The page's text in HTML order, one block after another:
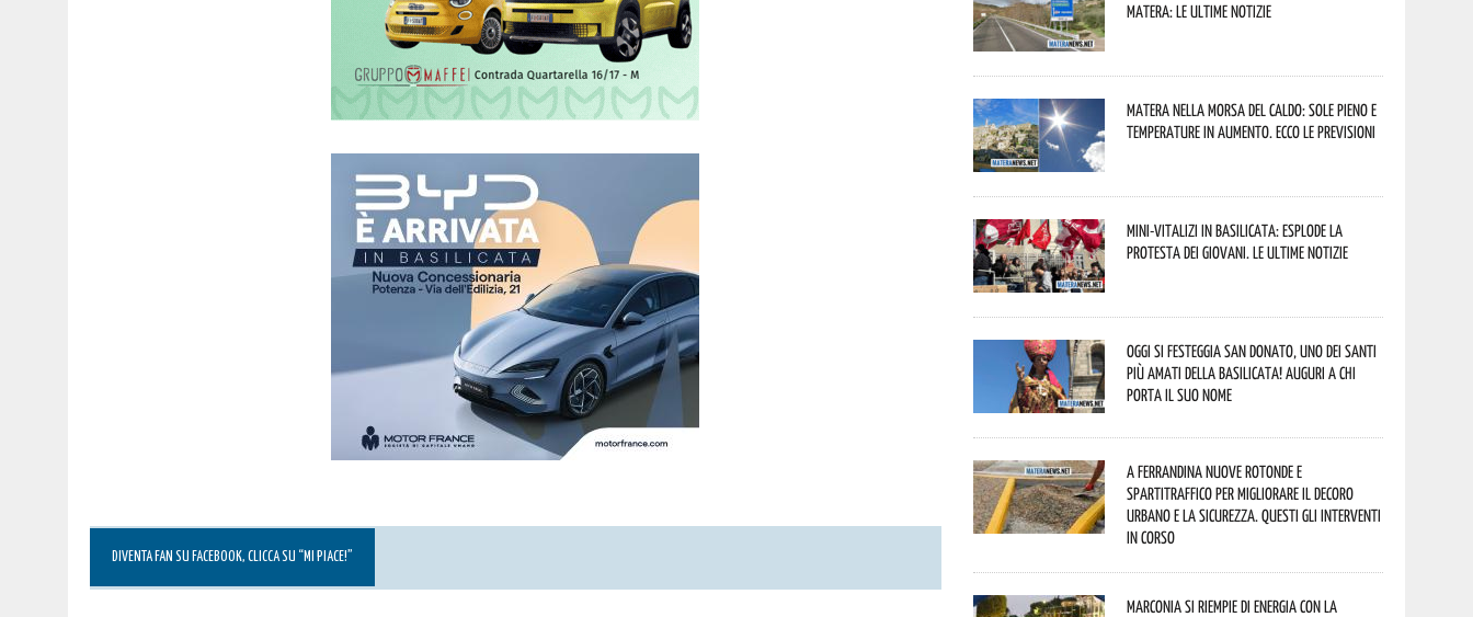
DIVENTA FAN SU FACEBOOK, CLICCA SU “MI PIACE!”
Matera: le ultime notizie
Matera nella morsa del caldo: sole pieno e
temperature in aumento. Ecco le previsioni
Mini-vitalizi in Basilicata: esplode la
protesta dei giovani. Le ultime notizie
Oggi si festeggia San Donato, uno dei Santi
più amati della Basilicata! Auguri a chi
porta il suo nome
A Ferrandina nuove rotonde e
spartitraffico per migliorare il decoro
urbano e la sicurezza. Questi gli interventi
in corso
Marconia si riempie di energia con la